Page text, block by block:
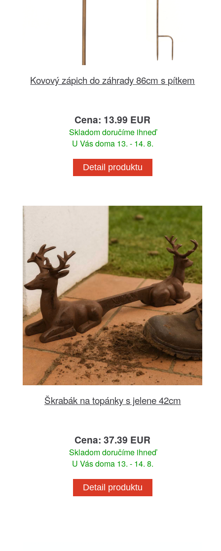
Kovový zápich do záhrady 86cm s pítkem
Cena: 13.99 EUR
Skladom doručíme ihneď
U Vás doma 13. - 14. 8.
Detail produktu
Škrabák na topánky s jelene 42cm
Cena: 37.39 EUR
Skladom doručíme ihneď
U Vás doma 13. - 14. 8.
Detail produktu